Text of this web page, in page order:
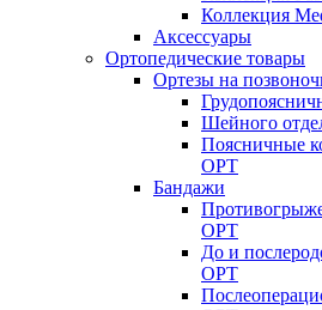
Коллекция
Аксессуары
Ортопедические товары
Ортезы на
Шейного
Поясничные
ОРТ
Бандажи
ОРТ
До и
ОРТ